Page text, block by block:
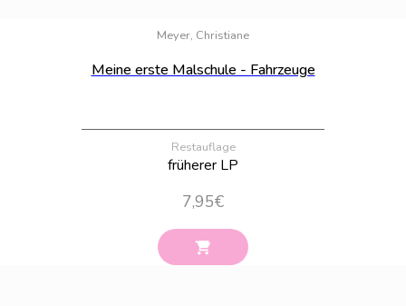
Meyer, Christiane
Meine erste Malschule - Fahrzeuge
Restauflage
früherer LP
7,95€